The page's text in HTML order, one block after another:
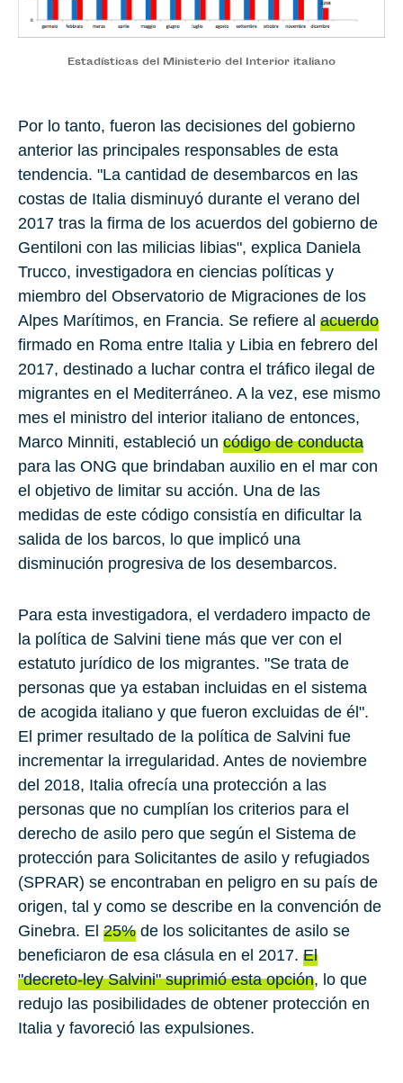
Estadísticas del Ministerio del Interior italiano
Por lo tanto, fueron las decisiones del gobierno
anterior las principales responsables de esta
tendencia. "La cantidad de desembarcos en las
costas de Italia disminuyó durante el verano del
2017 tras la firma de los acuerdos del gobierno de
Gentiloni con las milicias libias", explica Daniela
Trucco, investigadora en ciencias políticas y
miembro del Observatorio de Migraciones de los
Alpes Marítimos, en Francia. Se refiere al acuerdo
firmado en Roma entre Italia y Libia en febrero del
2017, destinado a luchar contra el tráfico ilegal de
migrantes en el Mediterráneo. A la vez, ese mismo
mes el ministro del interior italiano de entonces,
Marco Minniti, estableció un código de conducta
para las ONG que brindaban auxilio en el mar con
el objetivo de limitar su acción. Una de las
medidas de este código consistía en dificultar la
salida de los barcos, lo que implicó una
disminución progresiva de los desembarcos.
Para esta investigadora, el verdadero impacto de
la política de Salvini tiene más que ver con el
estatuto jurídico de los migrantes. "Se trata de
personas que ya estaban incluidas en el sistema
de acogida italiano y que fueron excluidas de él".
El primer resultado de la política de Salvini fue
incrementar la irregularidad. Antes de noviembre
del 2018, Italia ofrecía una protección a las
personas que no cumplían los criterios para el
derecho de asilo pero que según el Sistema de
protección para Solicitantes de asilo y refugiados
(SPRAR) se encontraban en peligro en su país de
origen, tal y como se describe en la convención de
Ginebra. El 25% de los solicitantes de asilo se
beneficiaron de esa clásula en el 2017. El
"decreto-ley Salvini" suprimió esta opción, lo que
redujo las posibilidades de obtener protección en
Italia y favoreció las expulsiones.